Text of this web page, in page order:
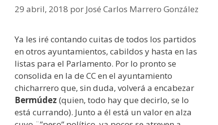
29 abril, 2018 por José Carlos Marrero González
Ya les iré contando cuitas de todos los partidos
en otros ayuntamientos, cabildos y hasta en las
listas para el Parlamento. Por lo pronto se
consolida en la de CC en el ayuntamiento
chicharrero que, sin duda, volverá a encabezar
Bermúdez (quien, todo hay que decirlo, se lo
está currando). Junto a él está un valor en alza